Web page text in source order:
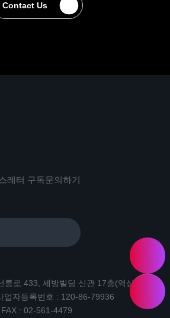
Contact Us
Contact Us
레터 구독문의하기
릉로 433, 세방빌딩 신관 17층(역삼동)
업자등록번호 : 120-86-79936
FAX : 02-561-4479